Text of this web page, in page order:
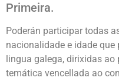
Primeira.
Poderán participar todas
nacionalidade e idade que
lingua galega, dirixidas
temática vencellada ao